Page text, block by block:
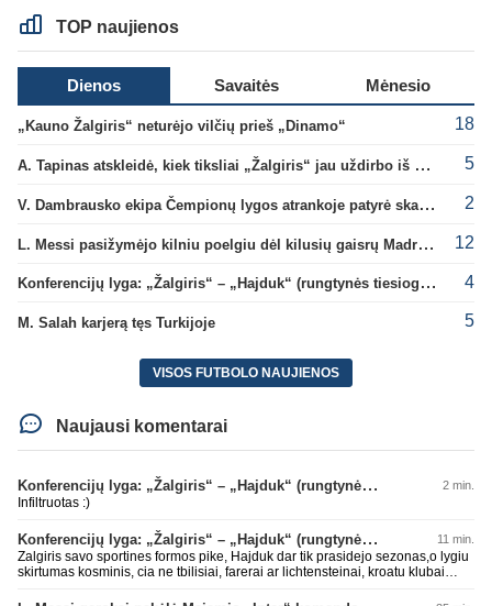
TOP naujienos
Dienos Savaitės Mėnesio
„Kauno Žalgiris“ neturėjo vilčių prieš „Dinamo“ 18
A. Tapinas atskleidė, kiek tiksliai „Žalgiris“ jau uždirbo iš UEFA premijų 5
V. Dambrausko ekipa Čempionų lygos atrankoje patyrė skaudžią nesėkmę 2
L. Messi pasižymėjo kilniu poelgiu dėl kilusių gaisrų Madride 12
Konferencijų lyga: „Žalgiris“ – „Hajduk“ (rungtynės tiesiogiai) 4
M. Salah karjerą tęs Turkijoje 5
VISOS FUTBOLO NAUJIENOS
Naujausi komentarai
Konferencijų lyga: „Žalgiris“ – „Hajduk“ (rungtynės tiesiogiai) 2 min.
Infiltruotas :)
Konferencijų lyga: „Žalgiris“ – „Hajduk“ (rungtynės tiesiogiai) 11 min.
Zalgiris savo sportines formos pike, Hajduk dar tik prasidejo sezonas,o lygiu
skirtumas kosminis, cia ne tbilisiai, farerai ar lichtensteinai, kroatu klubai
10 metu kitu stebuklingu rungtyniu pries koki kysiniovo metalista